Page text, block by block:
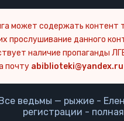
может содержать контент
прослушивание данного
наличие пропаганды
почту abiblioteki@yandex.ru
ведьмы — рыжие -
регистрации -